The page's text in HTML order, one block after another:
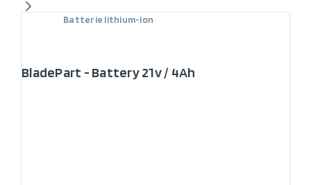
Batterie lithium-ion
BladePart - Battery 21v / 4Ah